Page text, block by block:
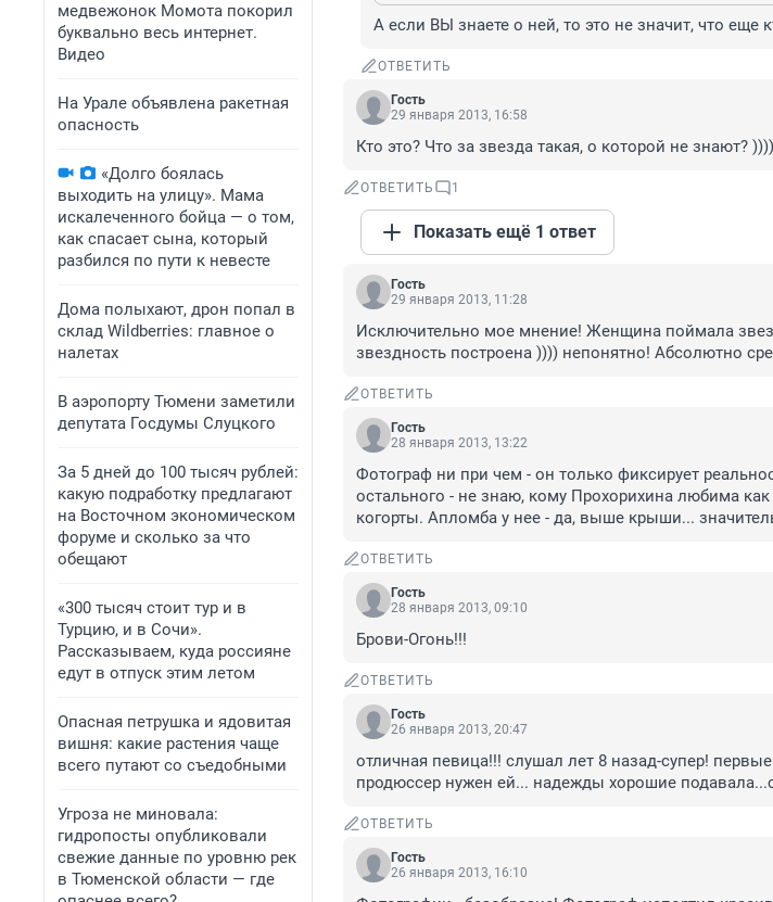
медвежонок Момота покорил
буквально весь интернет.
Видео
На Урале объявлена ракетная
опасность
«Долго боялась
выходить на улицу». Мама
искалеченного бойца — о том,
как спасает сына, который
разбился по пути к невесте
Дома полыхают, дрон попал в
склад Wildberries: главное о
налетах
В аэропорту Тюмени заметили
депутата Госдумы Слуцкого
За 5 дней до 100 тысяч рублей:
какую подработку предлагают
на Восточном экономическом
форуме и сколько за что
обещают
«300 тысяч стоит тур и в
Турцию, и в Сочи».
Рассказываем, куда россияне
едут в отпуск этим летом
Опасная петрушка и ядовитая
вишня: какие растения чаще
всего путают со съедобными
Угроза не миновала:
гидропосты опубликовали
свежие данные по уровню рек
в Тюменской области — где
А если ВЫ знаете о ней, то это не значит, что еще
ОТВЕТИТЬ
Гость
29 января 2013, 16:58
Кто это? Что за звезда такая, о которой не знают? ))))
ОТВЕТИТЬ 1
Показать ещё 1 ответ
Гость
29 января 2013, 11:28
Исключительно мое мнение! Женщина поймала
звездность построена )))) непонятно! Абсолютно
ОТВЕТИТЬ
Гость
28 января 2013, 13:22
Фотограф ни при чем - он только фиксирует
остального - не знаю, кому Прохорихина любима
когорты. Апломба у нее - да, выше крыши...
ОТВЕТИТЬ
Гость
28 января 2013, 09:10
Брови-Огонь!!!
ОТВЕТИТЬ
Гость
26 января 2013, 20:47
отличная певица!!! слушал лет 8 назад-супер!
продюссер нужен ей... надежды хорошие
ОТВЕТИТЬ
Гость
26 января 2013, 16:10